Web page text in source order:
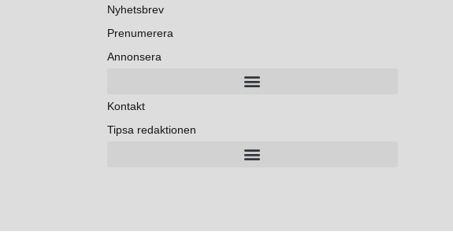
Nyhetsbrev
Prenumerera
Annonsera
Kontakt
Tipsa redaktionen